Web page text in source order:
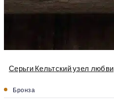
Серьги Кельтский узел любви
Бронза